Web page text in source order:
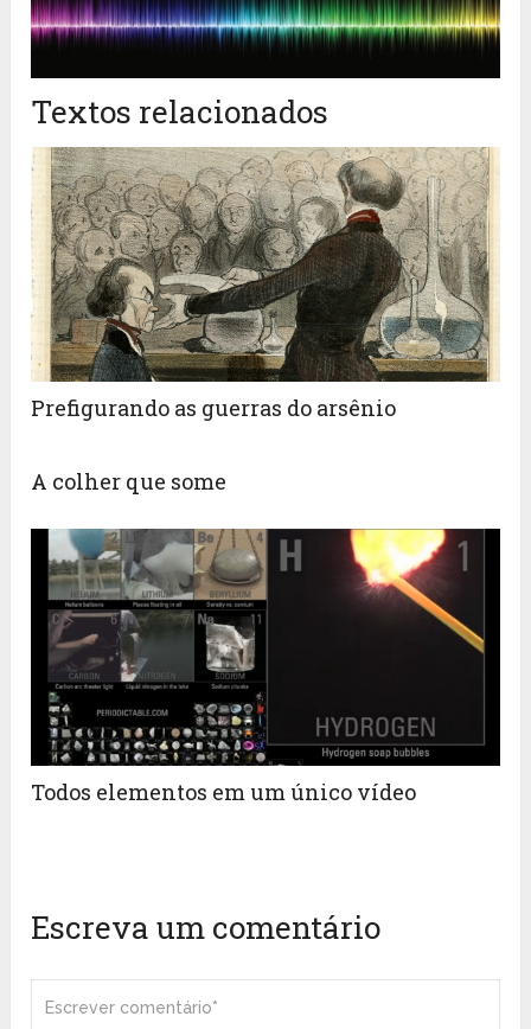
Textos relacionados
Prefigurando as guerras do arsênio
A colher que some
Todos elementos em um único vídeo
Escreva um comentário